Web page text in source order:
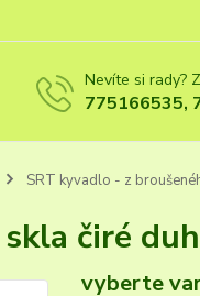
Nevíte si rady?
775166535,
SRT kyvadlo - z
čiré
vyberte